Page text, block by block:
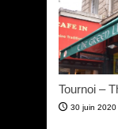
Tournoi –
30 juin 2020